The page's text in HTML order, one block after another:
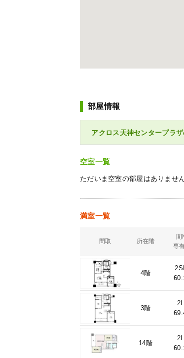
部屋情報
アクロス天神センタープラ
空室一覧
ただいま空室の部屋はありませ
満室一覧
間取 所在階
間
専
4階
3階
14階